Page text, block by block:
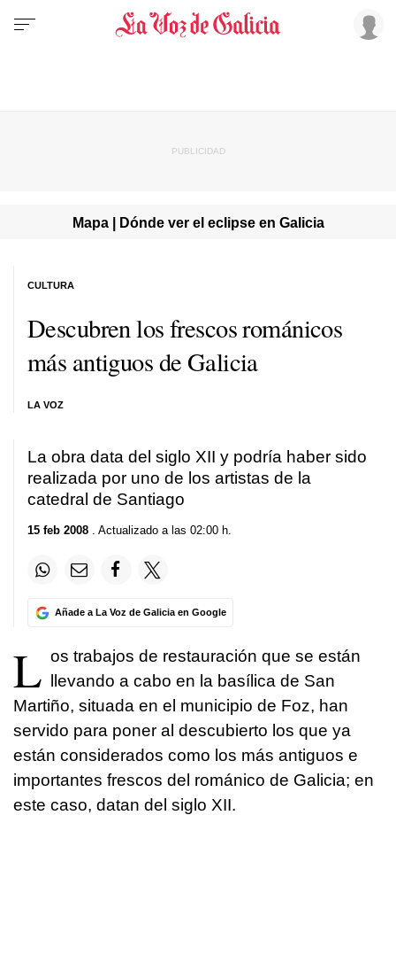
Mapa | Dónde ver el eclipse en Galicia
Descubren los frescos románicos
más antiguos de Galicia
LA VOZ
CULTURA
La obra data del siglo XII y podría haber sido
realizada por uno de los artistas de la
catedral de Santiago
15 feb 2008 . Actualizado a las 02:00 h.
Añade a La Voz de Galicia en Google
L os trabajos de restauración que se están
llevando a cabo en la basílica de San
Martiño, situada en el municipio de Foz, han
servido para poner al descubierto los que ya
están considerados como los más antiguos e
importantes frescos del románico de Galicia; en
este caso, datan del siglo XII.